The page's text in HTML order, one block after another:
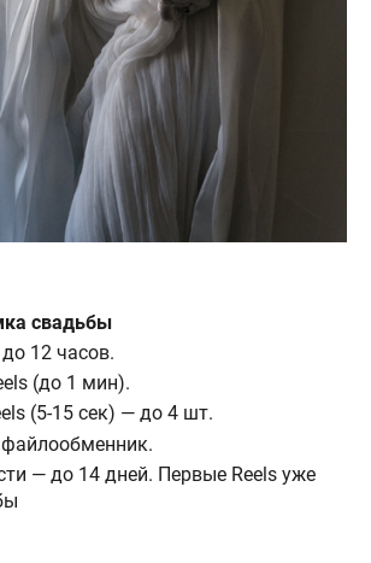
свадьбы
12 часов.
(до 1 мин).
(5-15 сек) — до 4 шт.
— до 14 дней. Первые Reels уже